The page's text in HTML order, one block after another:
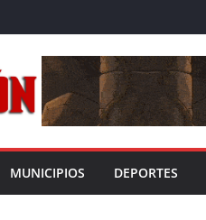
MUNICIPIOS DEPORTES